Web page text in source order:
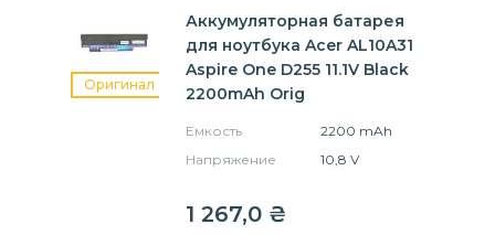
Оригинал
Аккумуляторная батарея
для ноутбука Acer AL10A31
Aspire One D255 11.1V Black
2200mAh Orig
Емкость
2200 mAh
Напряжение
10,8 V
1 267,0 ₴